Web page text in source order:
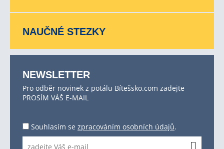
NAUČNÉ STEZKY
NEWSLETTER
Pro odběr novinek z potálu Bítešsko.com zadejte
PROSÍM VÁŠ E-MAIL
Souhlasím se zpracováním osobních údajů.